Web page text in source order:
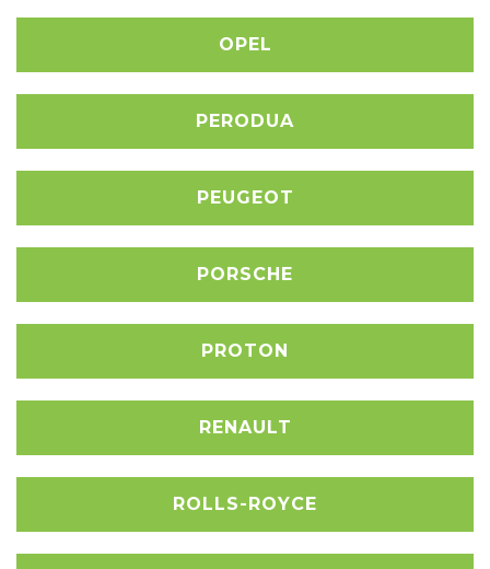
OPEL
PERODUA
PEUGEOT
PORSCHE
PROTON
RENAULT
ROLLS-ROYCE